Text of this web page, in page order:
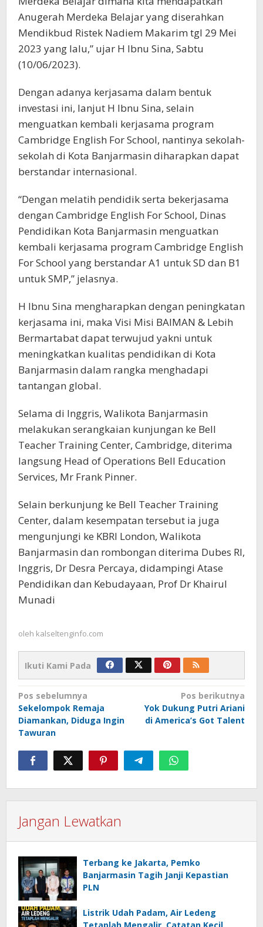
Anugerah Merdeka Belajar yang diserahkan
Mendikbud Ristek Nadiem Makarim tgl 29 Mei
2023 yang lalu,” ujar H Ibnu Sina, Sabtu
(10/06/2023).
Dengan adanya kerjasama dalam bentuk
investasi ini, lanjut H Ibnu Sina, selain
menguatkan kembali kerjasama program
Cambridge English For School, nantinya sekolah-
sekolah di Kota Banjarmasin diharapkan dapat
berstandar internasional.
“Dengan melatih pendidik serta bekerjasama
dengan Cambridge English For School, Dinas
Pendidikan Kota Banjarmasin menguatkan
kembali kerjasama program Cambridge English
For School yang berstandar A1 untuk SD dan B1
untuk SMP,” jelasnya.
H Ibnu Sina mengharapkan dengan peningkatan
kerjasama ini, maka Visi Misi BAIMAN & Lebih
Bermartabat dapat terwujud yakni untuk
meningkatkan kualitas pendidikan di Kota
Banjarmasin dalam rangka menghadapi
tantangan global.
Selama di Inggris, Walikota Banjarmasin
melakukan serangkaian kunjungan ke Bell
Teacher Training Center, Cambridge, diterima
langsung Head of Operations Bell Education
Services, Mr Frank Pinner.
Selain berkunjung ke Bell Teacher Training
Center, dalam kesempatan tersebut ia juga
mengunjungi ke KBRI London, Walikota
Banjarmasin dan rombongan diterima Dubes RI,
Inggris, Dr Desra Percaya, didampingi Atase
Pendidikan dan Kebudayaan, Prof Dr Khairul
Munadi
oleh kalseltenginfo.com
Ikuti Kami Pada
Navigasi
pos
Pos sebelumnya
Sekelompok Remaja
Diamankan, Diduga Ingin
Tawuran
Pos berikutnya
Yok Dukung Putri Ariani
di America’s Got Talent
Jangan Lewatkan
Terbang ke Jakarta, Pemko
Banjarmasin Tagih Janji Kepastian
PLN
Listrik Udah Padam, Air Ledeng
Tetaplah Mengalir, Catatan Kecil